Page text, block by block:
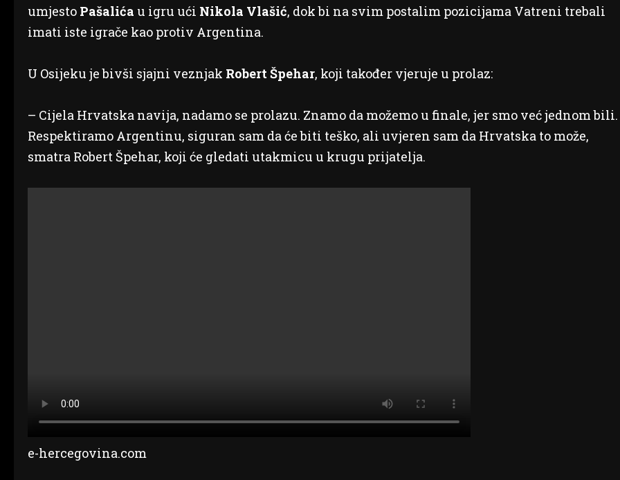
umjesto Pašalića u igru ući Nikola Vlašić, dok bi na svim postalim pozicijama Vatreni trebali
imati iste igrače kao protiv Argentina.
U Osijeku je bivši sjajni veznjak Robert Špehar, koji također vjeruje u prolaz:
– Cijela Hrvatska navija, nadamo se prolazu. Znamo da možemo u finale, jer smo već jednom bili.
Respektiramo Argentinu, siguran sam da će biti teško, ali uvjeren sam da Hrvatska to može,
smatra Robert Špehar, koji će gledati utakmicu u krugu prijatelja.
e-hercegovina.com